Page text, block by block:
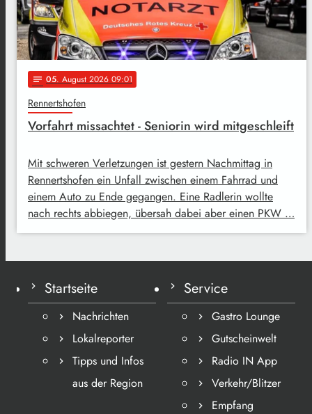
notes 05. August 2026 09:01
Rennertshofen
Vorfahrt missachtet - Seniorin wird mitgeschleift
Mit schweren Verletzungen ist gestern Nachmittag in
Rennertshofen ein Unfall zwischen einem Fahrrad und
einem Auto zu Ende gegangen. Eine Radlerin wollte
nach rechts abbiegen, übersah dabei aber einen PKW …
Startseite
Nachrichten
Lokalreporter
Tipps und Infos
aus der Region
Service
Gastro Lounge
Gutscheinwelt
Radio IN App
Verkehr/Blitzer
Empfang